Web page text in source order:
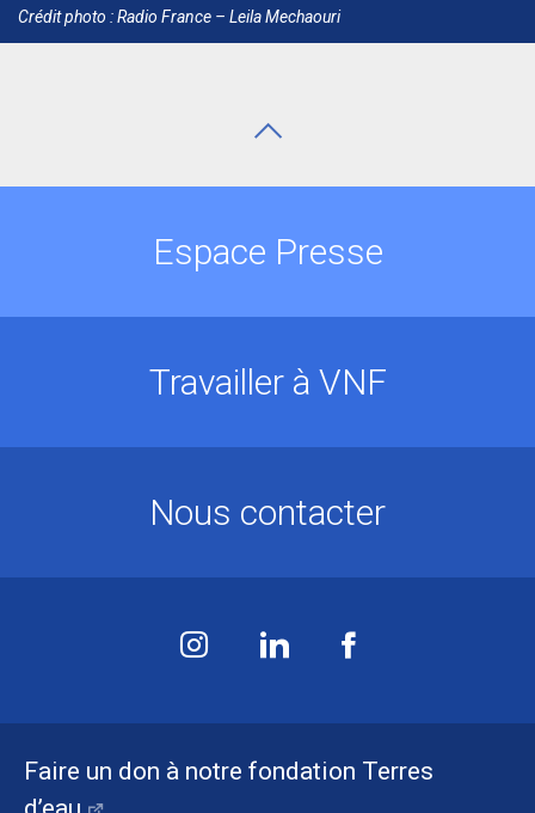
Crédit photo : Radio France – Leila Mechaouri
Faire un don à notre fondation Terres
Espace Presse
Travailler à VNF
Nous contacter